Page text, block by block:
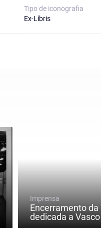
Tipo de iconografia
Ex-Líbris
Imprensa
Encerramento
dedicada a